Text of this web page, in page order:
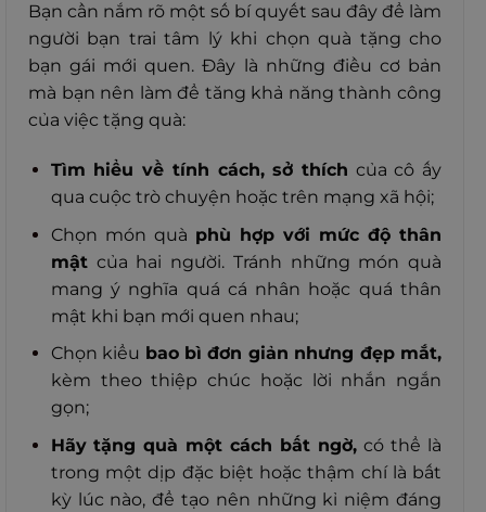
Bạn cần nắm rõ một số bí quyết sau đây để làm
người bạn trai tâm lý khi chọn quà tặng cho
bạn gái mới quen. Đây là những điều cơ bản
mà bạn nên làm để tăng khả năng thành công
của việc tặng quà:
Tìm hiểu về tính cách, sở thích của cô ấy
qua cuộc trò chuyện hoặc trên mạng xã hội;
Chọn món quà phù hợp với mức độ thân
mậtcủa hai người. Tránh những món quà
mang ý nghĩa quá cá nhân hoặc quá thân
mật khi bạn mới quen nhau;
Chọn kiểu bao bì đơn giản nhưng đẹp mắt,
kèm theo thiệp chúc hoặc lời nhắn ngắn
gọn;
Hãy tặng quà một cách bất ngờ,có thể là
trong một dịp đặc biệt hoặc thậm chí là bất
kỳ lúc nào, để tạo nên những kỉ niệm đáng